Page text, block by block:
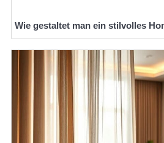
Wie gestaltet man ein stilvolles